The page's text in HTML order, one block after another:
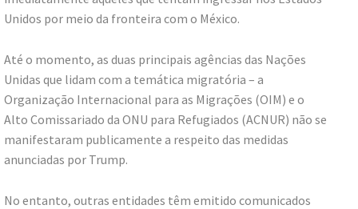
Unidos por meio da fronteira com o México.
Até o momento, as duas principais agências das Nações
Unidas que lidam com a temática migratória – a
Organização Internacional para as Migrações (OIM) e o
Alto Comissariado da ONU para Refugiados (ACNUR) não se
manifestaram publicamente a respeito das medidas
anunciadas por Trump.
No entanto, outras entidades têm emitido comunicados